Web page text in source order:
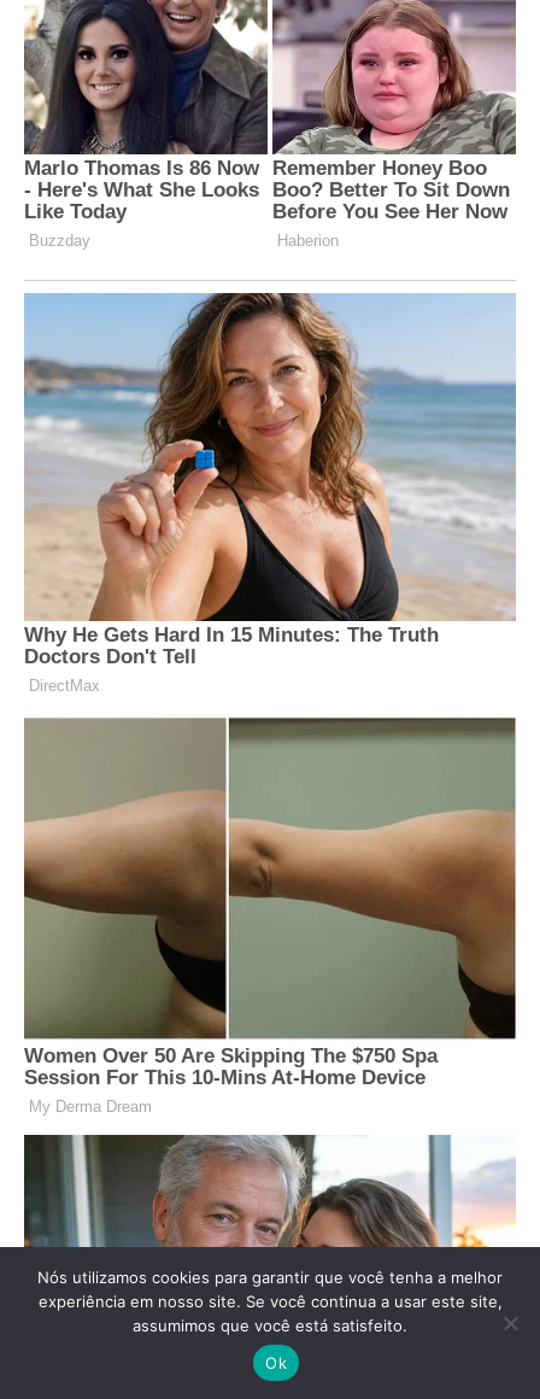
Nós utilizamos cookies para garantir que você tenha a melhor
experiência em nosso site. Se você continua a usar este site,
assumimos que você está satisfeito.
Ok